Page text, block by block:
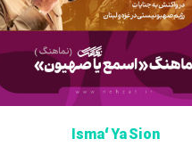
Bandera en Alto